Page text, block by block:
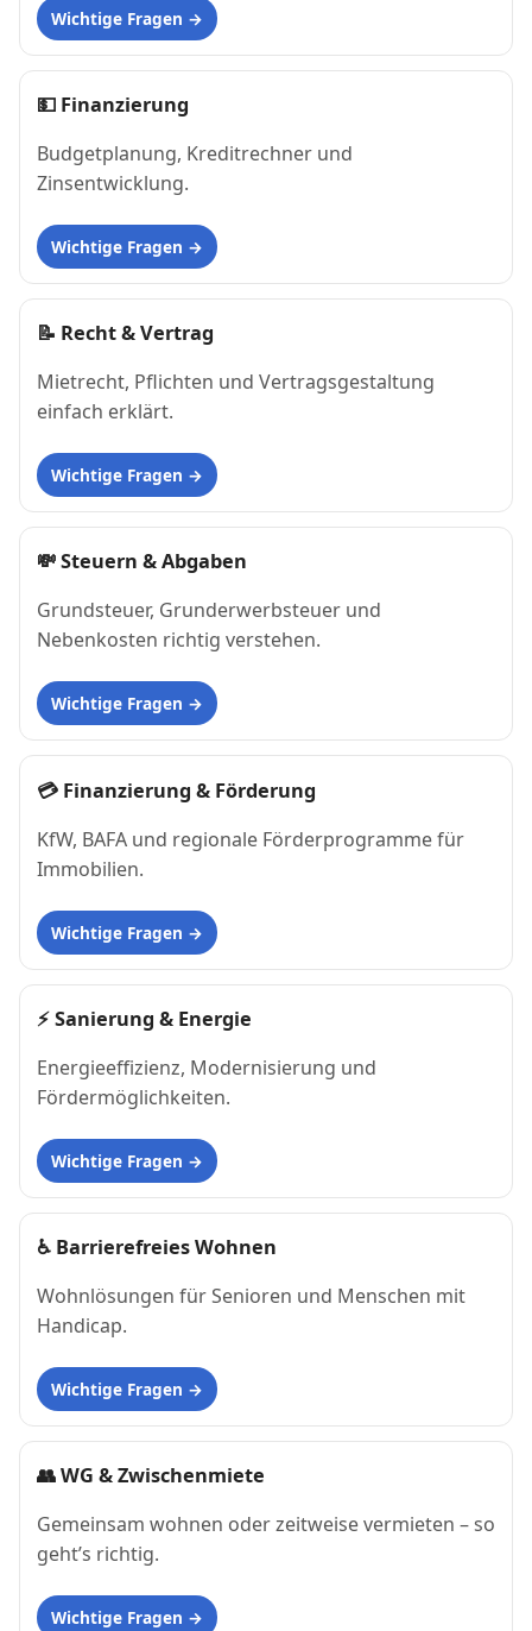
Wichtige Fragen
💵 Finanzierung
Budgetplanung, Kreditrechner und
Zinsentwicklung.
Wichtige Fragen
📝 Recht & Vertrag
Mietrecht, Pflichten und Vertragsgestaltung
einfach erklärt.
Wichtige Fragen
💸Steuern & Abgaben
Grundsteuer, Grunderwerbsteuer und
Nebenkosten richtig verstehen.
Wichtige Fragen
💳 Finanzierung & Förderung
KfW, BAFA und regionale Förderprogramme für
Immobilien.
Wichtige Fragen
⚡Sanierung & Energie
Energieeffizienz, Modernisierung und
Fördermöglichkeiten.
Wichtige Fragen
♿ Barrierefreies Wohnen
Wohnlösungen für Senioren und Menschen mit
Handicap.
Wichtige Fragen
👥WG & Zwischenmiete
Gemeinsam wohnen oder zeitweise vermieten – so
geht’s richtig.
Wichtige Fragen